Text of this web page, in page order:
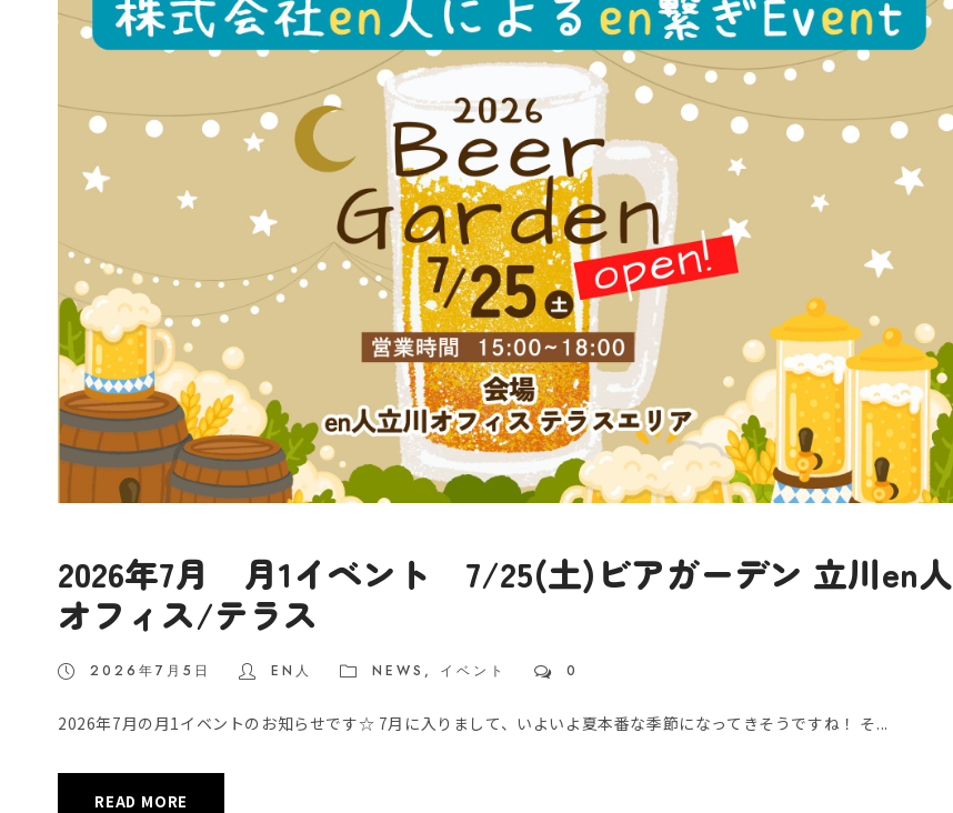
2026年7月 月1イベント 7/25(土)ビアガーデン 立川en人
オフィス/テラス
2026年7月5日 EN人 NEWS , イベント 0
2026年7月の月1イベントのお知らせです☆ 7月に入りまして、いよいよ夏本番な季節になってきそうですね！ そ...
READ MORE